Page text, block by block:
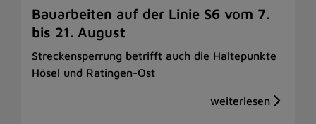
Bauarbeiten auf der Linie S6 vom 7.
bis 21. August
Streckensperrung betrifft auch die Haltepunkte
Hösel und Ratingen-Ost